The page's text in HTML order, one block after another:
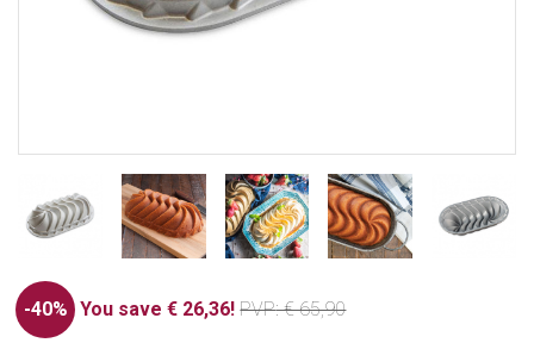
-40% You save € 26,36! PVP: € 65,90